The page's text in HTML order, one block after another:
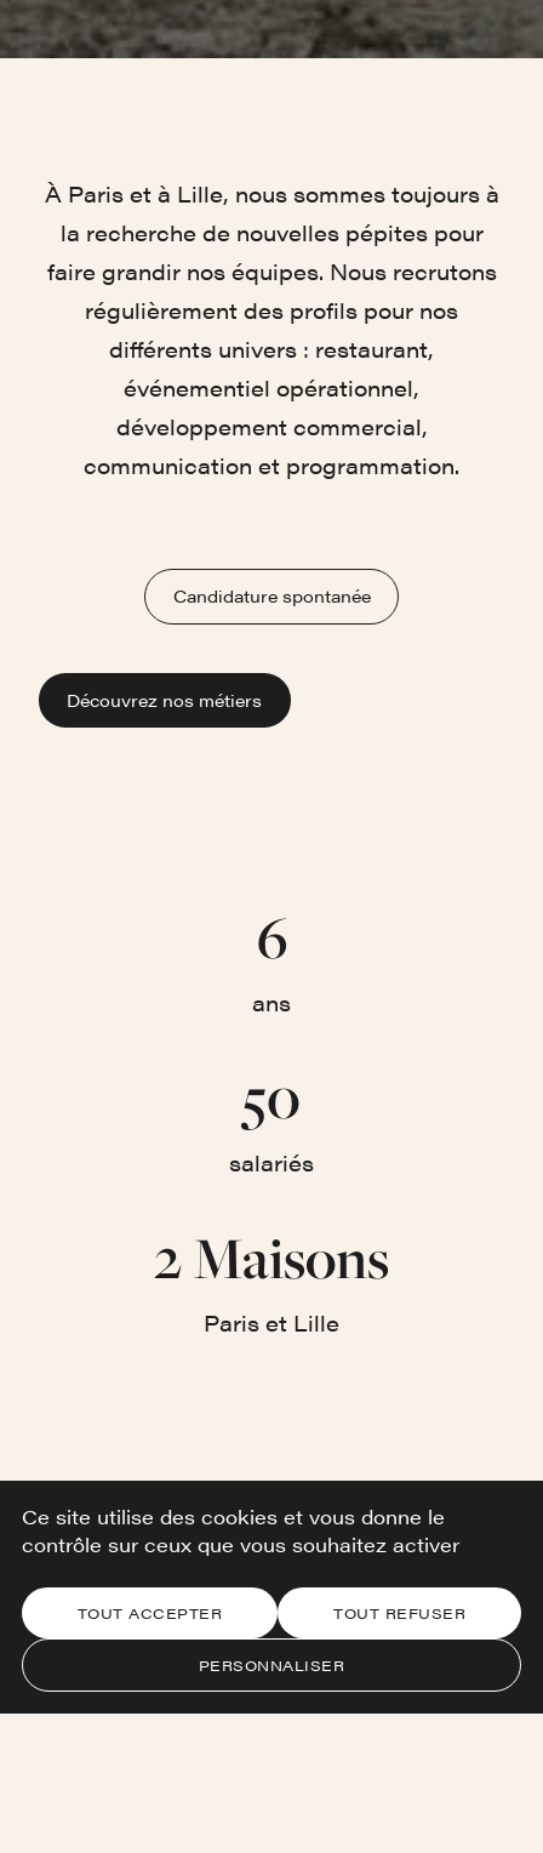
À Paris et à Lille, nous sommes toujours à
la recherche de nouvelles pépites pour
faire grandir nos équipes. Nous recrutons
régulièrement des profils pour nos
différents univers : restaurant,
événementiel opérationnel,
développement commercial,
communication et programmation.
Candidature spontanée
Découvrez nos métiers
6
ans
50
salariés
2 Maisons
Paris et Lille
Ce site utilise des cookies et vous donne le
contrôle sur ceux que vous souhaitez activer
TOUT ACCEPTER TOUT REFUSER
PERSONNALISER